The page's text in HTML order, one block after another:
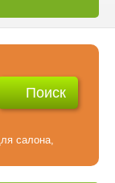
салона